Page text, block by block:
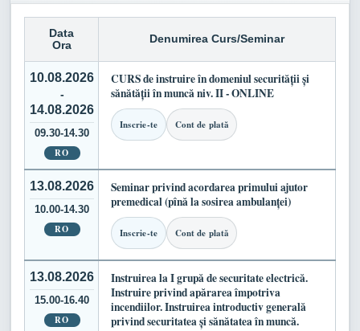
Data
Ora
Denumirea Curs/Seminar
10.08.2026
-
14.08.2026
09.30-14.30
RO
CURS de instruire în domeniul securității și
sănătății în muncă niv. II - ONLINE
Inscrie-te Cont de plată
13.08.2026
10.00-14.30
RO
Seminar privind acordarea primului ajutor
premedical (pînă la sosirea ambulanței)
Inscrie-te Cont de plată
13.08.2026
15.00-16.40
RO
Instruirea la I grupă de securitate electrică.
Instruire privind apărarea împotriva
incendiilor. Instruirea introductiv generală
privind securitatea și sănătatea în muncă.